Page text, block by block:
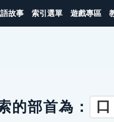
故事 索引選單 遊戲專區
的部首為： 口